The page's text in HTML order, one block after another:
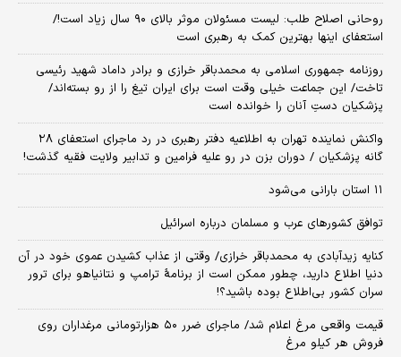
روحانی اصلاح طلب: ‌لیست مسئولان موثر بالای ۹۰ سال زیاد است!/
استعفای اینها بهترین کمک به رهبری است
روزنامه جمهوری اسلامی به محمدباقر خرازی و برادر داماد شهید رئیسی
تاخت/ این جماعت خیلی وقت است برای ایران تیغ را از رو بسته‌اند/
پزشکیان دستِ آنان را خوانده است
واکنش نماینده تهران به اطلاعیه دفتر رهبری در رد ماجرای استعفای ۲۸
گانه پزشکیان / دوران بزن در رو علیه فرامین و تدابیر ولایت فقیه گذشت!
۱۱ استان بارانی می‌شود
توافق کشورهای عرب و مسلمان درباره اسرائیل
کنایه زیدآبادی به محمدباقر خرازی/ وقتی از عذاب کشیدن عموی خود در آن
دنیا اطلاع دارید، چطور ممکن است از برنامهٔ ترامپ و نتانیاهو برای ترور
سران کشور بی‌اطلاع بوده باشید؟!
قیمت واقعی مرغ اعلام شد/ ماجرای ضرر ۵۰ هزارتومانی مرغداران روی
فروش هر کیلو مرغ